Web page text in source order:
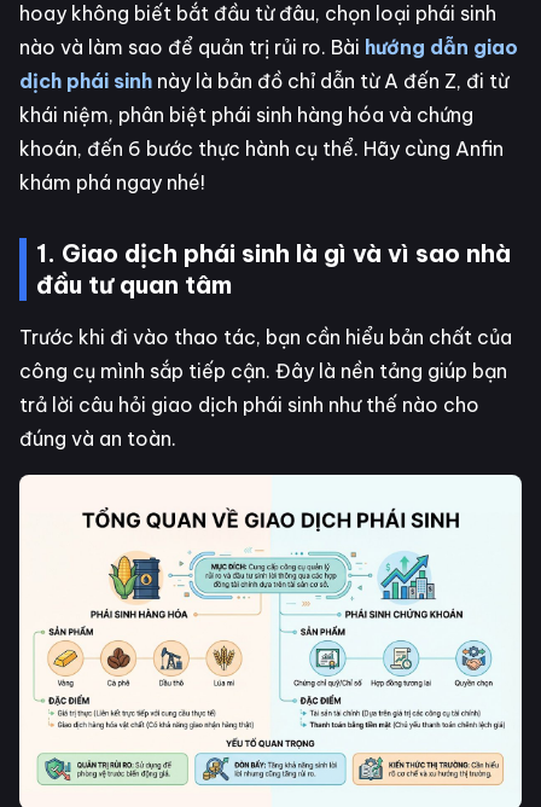
hoay không biết bắt đầu từ đâu, chọn loại phái sinh
nào và làm sao để quản trị rủi ro. Bài hướng dẫn giao
dịch phái sinh này là bản đồ chỉ dẫn từ A đến Z, đi từ
khái niệm, phân biệt phái sinh hàng hóa và chứng
khoán, đến 6 bước thực hành cụ thể. Hãy cùng Anfin
khám phá ngay nhé!
1. Giao dịch phái sinh là gì và vì sao nhà
đầu tư quan tâm
Trước khi đi vào thao tác, bạn cần hiểu bản chất của
công cụ mình sắp tiếp cận. Đây là nền tảng giúp bạn
trả lời câu hỏi giao dịch phái sinh như thế nào cho
đúng và an toàn.